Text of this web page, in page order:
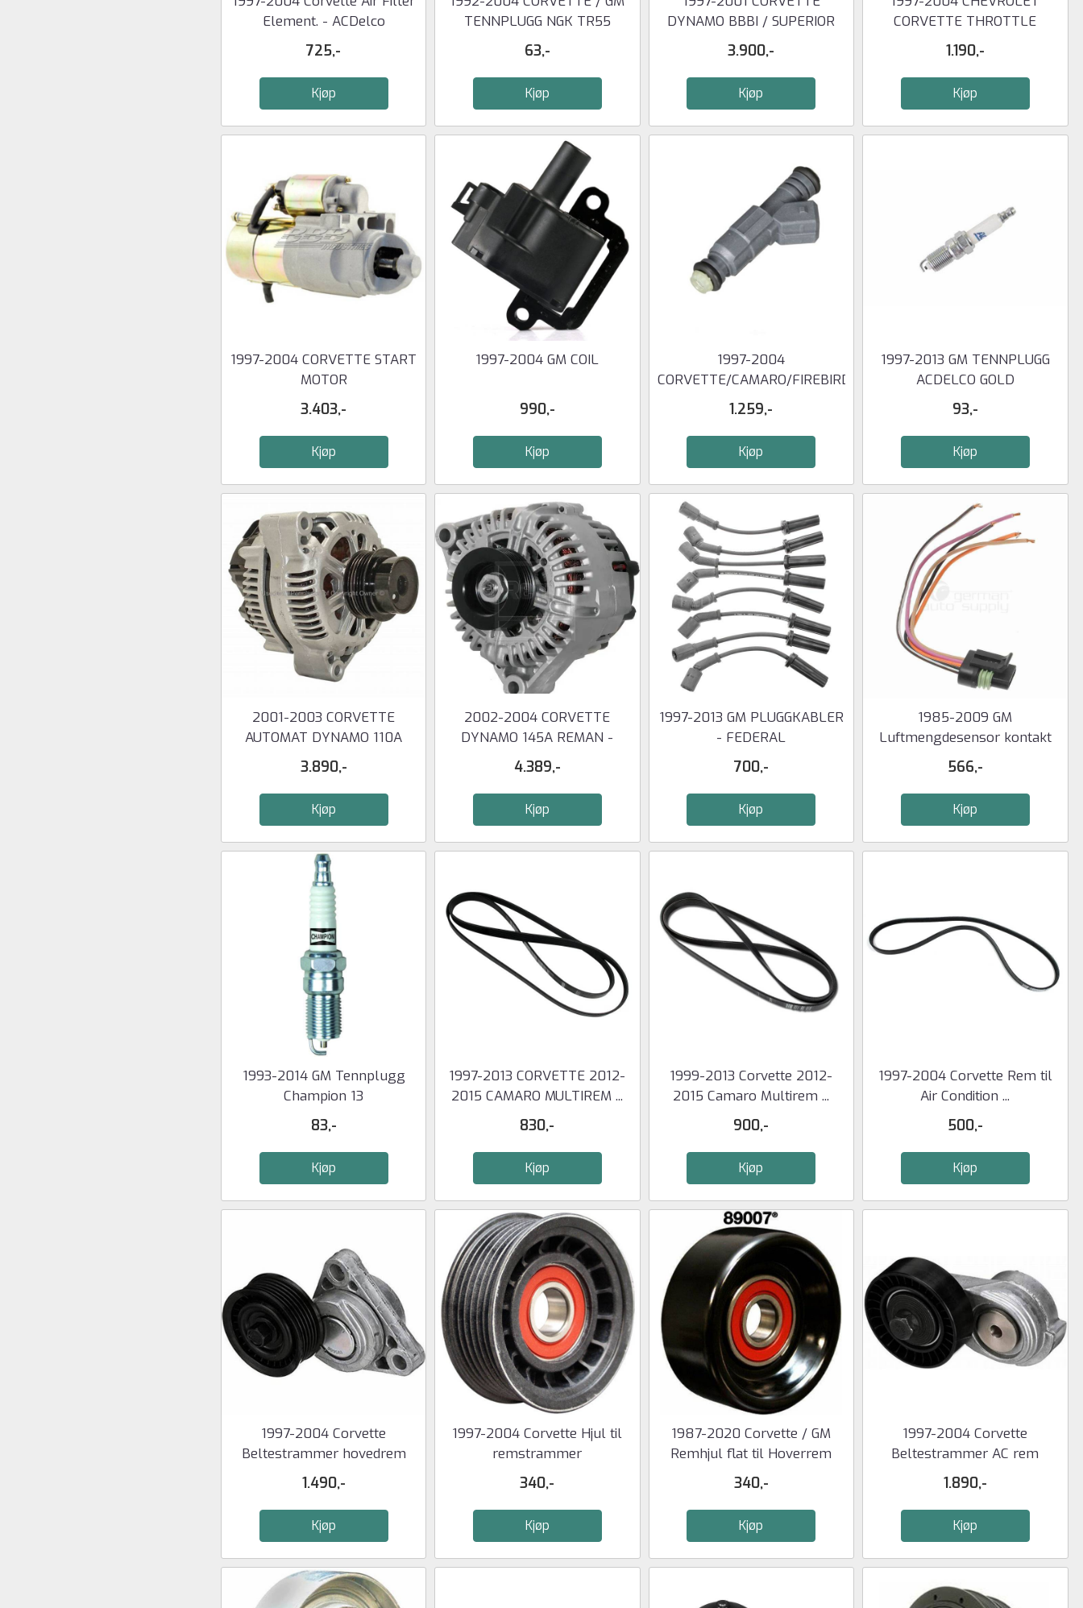
Element. - ACDelco
725,-
Kjøp
TENNPLUGG NGK TR55
63,-
Kjøp
DYNAMO BBBI / SUPERIOR
REMAN ...
3.900,-
Kjøp
CORVETTE THROTTLE
POSITION ...
1.190,-
Kjøp
1997-2004 CORVETTE START
MOTOR
3.403,-
Kjøp
1997-2004 GM COIL
990,-
Kjøp
1997-2004
CORVETTE/CAMARO/FIREBIRD
INJECTOR / ...
1.259,-
Kjøp
1997-2013 GM TENNPLUGG
ACDELCO GOLD
93,-
Kjøp
2001-2003 CORVETTE
AUTOMAT DYNAMO 110A
REMAN
3.890,-
Kjøp
2002-2004 CORVETTE
DYNAMO 145A REMAN -
MANUELL
4.389,-
Kjøp
1997-2013 GM PLUGGKABLER
- FEDERAL
700,-
Kjøp
1985-2009 GM
Luftmengdesensor kontakt
566,-
Kjøp
1993-2014 GM Tennplugg
Champion 13
83,-
Kjøp
1997-2013 CORVETTE 2012-
2015 CAMARO MULTIREM ...
830,-
Kjøp
1999-2013 Corvette 2012-
2015 Camaro Multirem ...
900,-
Kjøp
1997-2004 Corvette Rem til
Air Condition ...
500,-
Kjøp
1997-2004 Corvette
Beltestrammer hovedrem
1.490,-
Kjøp
1997-2004 Corvette Hjul til
remstrammer
340,-
Kjøp
1987-2020 Corvette / GM
Remhjul flat til Hoverrem
340,-
Kjøp
1997-2004 Corvette
Beltestrammer AC rem
1.890,-
Kjøp